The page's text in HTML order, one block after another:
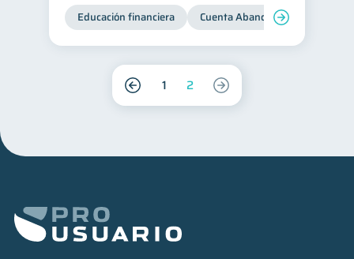
Educación financiera Cuenta Abandonada
1 2